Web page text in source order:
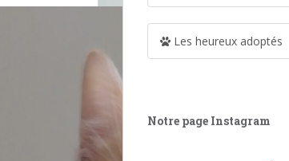
Les heureux adoptés
Notre page Instagram